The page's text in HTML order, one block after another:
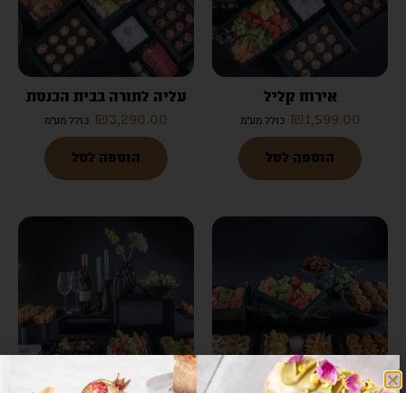
אירוח קליל
₪1,599.00 כולל מע"מ
הוספה לסל
עליה לתורה בבית הכנסת
₪3,290.00 כולל מע"מ
הוספה לסל